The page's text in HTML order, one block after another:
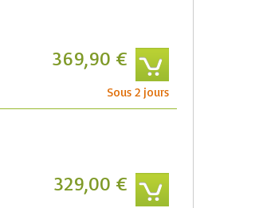
Sous 2 jours
369,90 €
329,00 €